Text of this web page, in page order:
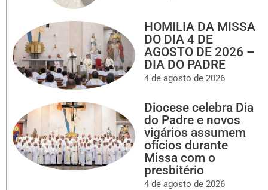
HOMILIA DA MISSA
DO DIA 4 DE
AGOSTO DE 2026 –
DIA DO PADRE
4 de agosto de 2026
Diocese celebra Dia
do Padre e novos
vigários assumem
ofícios durante
Missa com o
presbitério
4 de agosto de 2026